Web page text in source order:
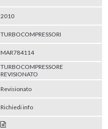
2010
TURBOCOMPRESSORI
MAR784114
TURBOCOMPRESSORE
REVISIONATO
Revisionato
Richiedi info